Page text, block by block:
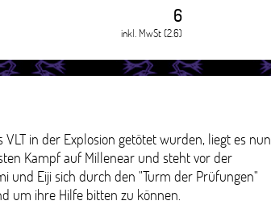
6
inkl. MwSt (2.6)
in der Explosion getötet wurden, liegt es nun
Kampf auf Millenear und steht vor der
und Eiji sich durch den "Turm der Prüfungen"
um ihre Hilfe bitten zu können.